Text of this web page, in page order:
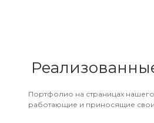
Портфолио на страницах
работающие и приносящие